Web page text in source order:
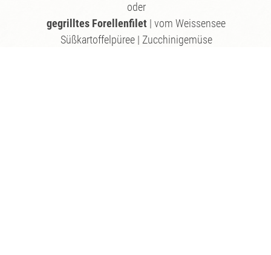
oder
gegrilltes Forellenfilet | vom Weissensee
Süßkartoffelpüree | Zucchinigemüse